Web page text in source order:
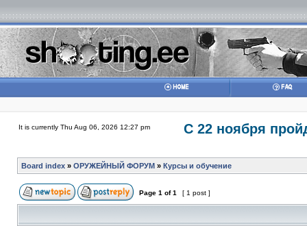
It is currently Thu Aug 06, 2026 12:27 pm С 22 ноября
Board index » ОРУЖЕЙНЫЙ ФОРУМ » Курсы и обучение
Page 1 of1 [ 1 post ]